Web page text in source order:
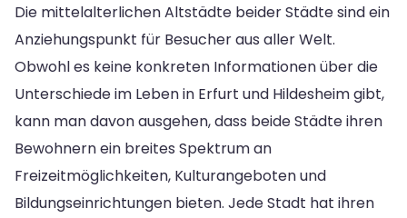
Die mittelalterlichen Altstädte beider Städte sind ein
Anziehungspunkt für Besucher aus aller Welt.
Obwohl es keine konkreten Informationen über die
Unterschiede im Leben in Erfurt und Hildesheim gibt,
kann man davon ausgehen, dass beide Städte ihren
Bewohnern ein breites Spektrum an
Freizeitmöglichkeiten, Kulturangeboten und
Bildungseinrichtungen bieten. Jede Stadt hat ihren